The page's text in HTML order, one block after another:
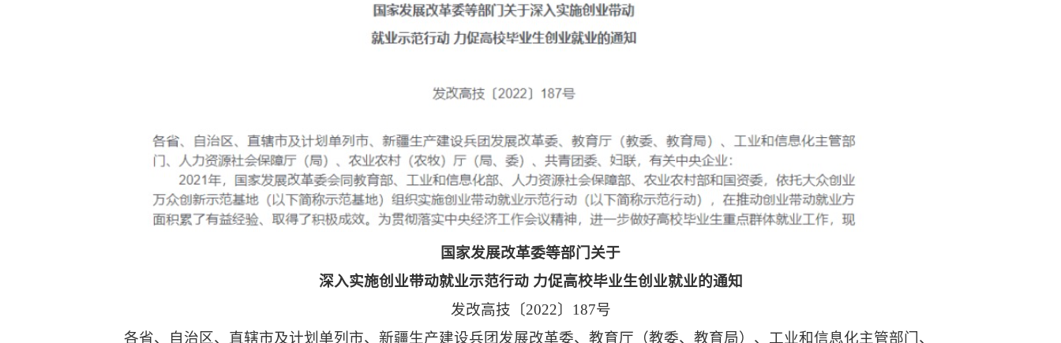
国家发展改革委等部门关于
深入实施创业带动就业示范行动 力促高校毕业生创业就业的通知
发改高技〔2022〕187号
各省、自治区、直辖市及计划单列市、新疆生产建设兵团发展改革委、教育厅（教委、教育局）、工业和信息化主管部门、